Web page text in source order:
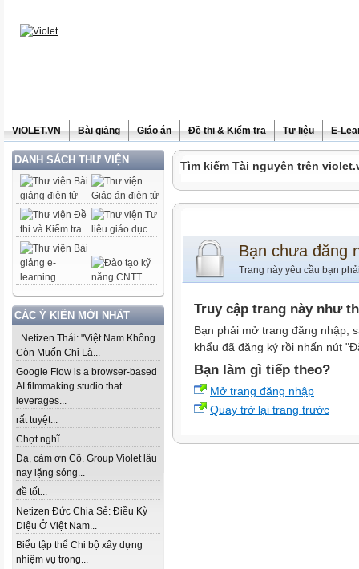
ViOLET.VN Bài giảng Giáo án Đề thi & Kiểm tra Tư liệu E-
DANH SÁCH THƯ VIỆN
CÁC Ý KIẾN MỚI NHẤT
Netizen Thái: "Việt Nam Không
Còn Muốn Chỉ Là...
Google Flow is a browser-based
AI filmmaking studio that
leverages...
rất tuyệt...
Chợt nghĩ......
Dạ, cảm ơn Cô. Group Violet lâu
nay lặng sóng...
đề tốt...
Netizen Đức Chia Sẻ: Điều Kỳ
Diệu Ở Việt Nam...
Biểu tập thể Chi bộ xây dựng
nhiệm vụ trọng...
Tìm kiếm Tài nguyên trên
Bạn chưa đăng
Trang này yêu cầu bạn
Truy cập trang này như
Bạn phải mở trang đăng nhập,
khẩu đã đăng ký rồi nhấn nút
Bạn làm gì tiếp theo?
Mở trang đăng nhập
Quay trở lại trang trước